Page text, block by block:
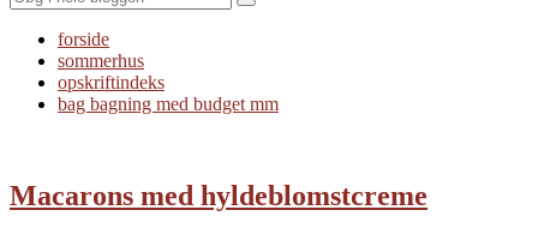
Search
forside
sommerhus
opskriftindeks
bag bagning med budget mm
Macarons med hyldeblomstcreme